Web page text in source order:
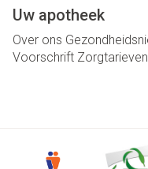
Uw apotheek
Over ons
Voorschrift Zorgtarieven